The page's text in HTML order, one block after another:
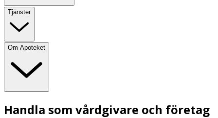
Tjänster
Om Apoteket
Handla som vårdgivare och företag